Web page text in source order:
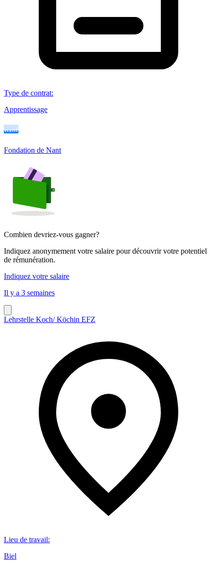
Type de contrat:
Apprentissage
Fondation de Nant
Combien devriez-vous gagner?
Indiquez anonymement votre salaire pour découvrir votre potentiel
de rémunération.
Indiquez votre salaire
Il y a 3 semaines
Lehrstelle Koch/ Köchin EFZ
Lieu de travail:
Biel